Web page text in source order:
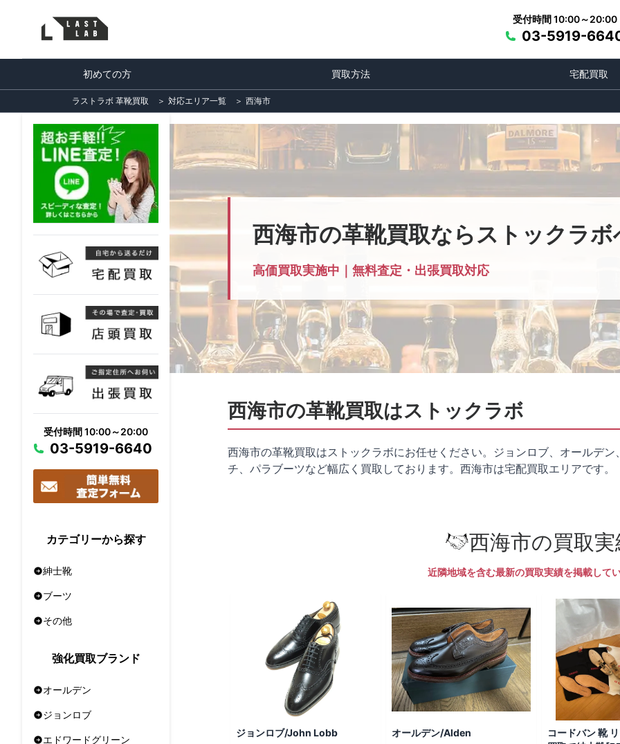
受付時間 10:00～20:00
03-5919-
初めての方 買取方法 宅配買取
ラストラボ 革靴買取 ＞ 対応エリア一覧 ＞ 西海市
受付時間 10:00～20:00
03-5919-6640
カテゴリーから探す
紳士靴
ブーツ
その他
強化買取ブランド
オールデン
ジョンロブ
エドワードグリーン
西海市の革靴買取ならストックラボ
高価買取実施中｜無料査定・出張買取対応
西海市の革靴買取はストックラボ
西海市の革靴買取はストックラボにお任せください。ジョンロブ、オールデ
チ、パラブーツなど幅広く買取しております。西海市は宅配買取エリアです。
西海市の買取実
近隣地域を含む最新の買取実績を掲載して
ジョンロブ/John Lobb オールデン/Alden
コードバン 靴